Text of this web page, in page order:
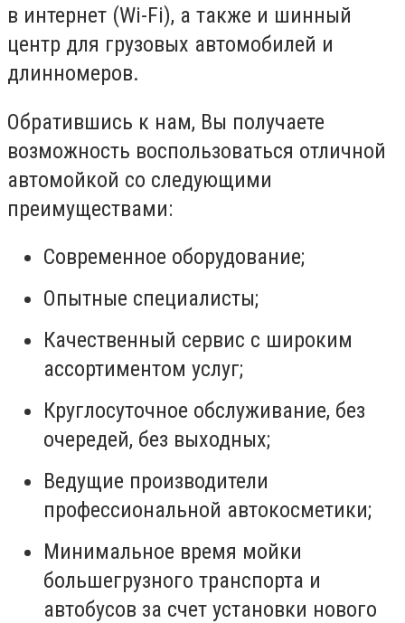
в интернет (Wi-Fi), а также и шинный
центр для грузовых автомобилей и
длинномеров.
Обратившись к нам, Вы получаете
возможность воспользоваться отличной
автомойкой со следующими
преимуществами:
Современное оборудование;
Опытные специалисты;
Качественный сервис с широким
ассортиментом услуг;
Круглосуточное обслуживание, без
очередей, без выходных;
Ведущие производители
профессиональной автокосметики;
Минимальное время мойки
большегрузного транспорта и
автобусов за счет установки нового